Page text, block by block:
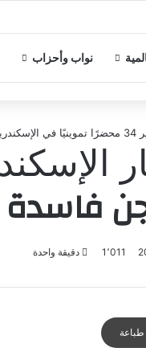
نواب وأحزاب
دقيقة واحدة
طباعة